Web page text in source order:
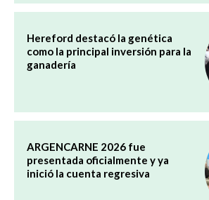
Hereford destacó la genética
como la principal inversión para la
ganadería
ARGENCARNE 2026 fue
presentada oficialmente y ya
inició la cuenta regresiva